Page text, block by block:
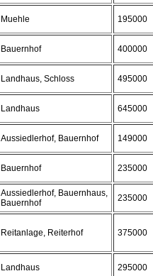
Muehle 195000
Bauernhof 400000
Landhaus, Schloss 495000
Landhaus 645000
Aussiedlerhof, Bauernhof 149000
Bauernhof 235000
Aussiedlerhof, Bauernhaus,
Bauernhof
235000
Reitanlage, Reiterhof 375000
Landhaus 295000